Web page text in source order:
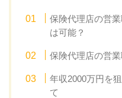
保険代理店の営
は可能？
保険代理店の営
年収2000万円を
て